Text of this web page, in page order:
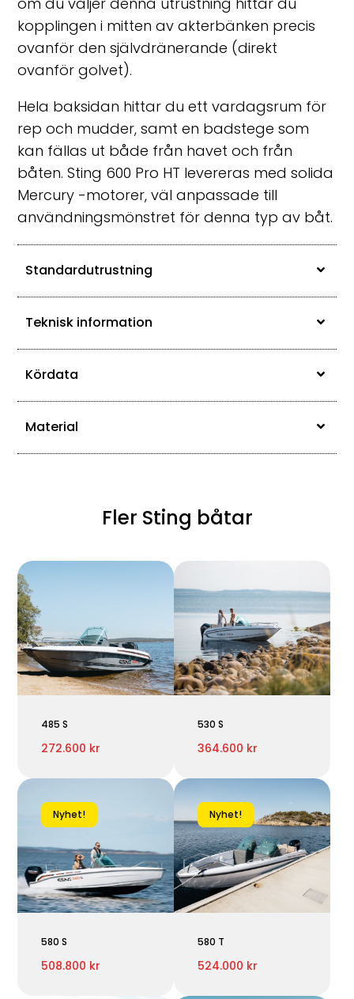
kopplingen i mitten av akterbänken precis
ovanför den självdränerande (direkt
ovanför golvet).
Hela baksidan hittar du ett vardagsrum för
rep och mudder, samt en badstege som
kan fällas ut både från havet och från
båten. Sting 600 Pro HT levereras med solida
Mercury -motorer, väl anpassade till
användningsmönstret för denna typ av båt.
Standardutrustning
Teknisk information
Kördata
Material
Fler Sting båtar
485 S
272.600 kr
530 S
364.600 kr
Nyhet!
580 S
508.800 kr
Nyhet!
580 T
524.000 kr